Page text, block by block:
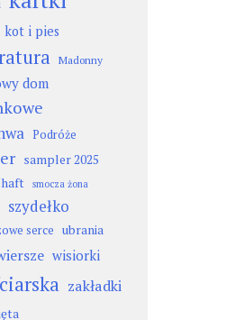
kot i pies
Madonny
dom
Podróże
sampler 2025
haft smocza żona
szydełko
serce ubrania
wisiorki
zakładki